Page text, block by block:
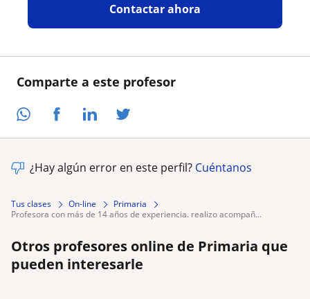
Comparte a este profesor
Contactar ahora
¿Hay algún error en este perfil? Cuéntanos
Tus clases On-line
Primaria
profesora con más de 14 años de experiencia. realizo acompañ...
Otros profesores online de Primaria que
pueden interesarle